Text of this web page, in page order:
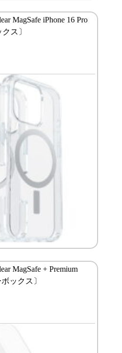
MagSafe iPhone 16 Pro
ス〕
MagSafe + Premium
ックス〕